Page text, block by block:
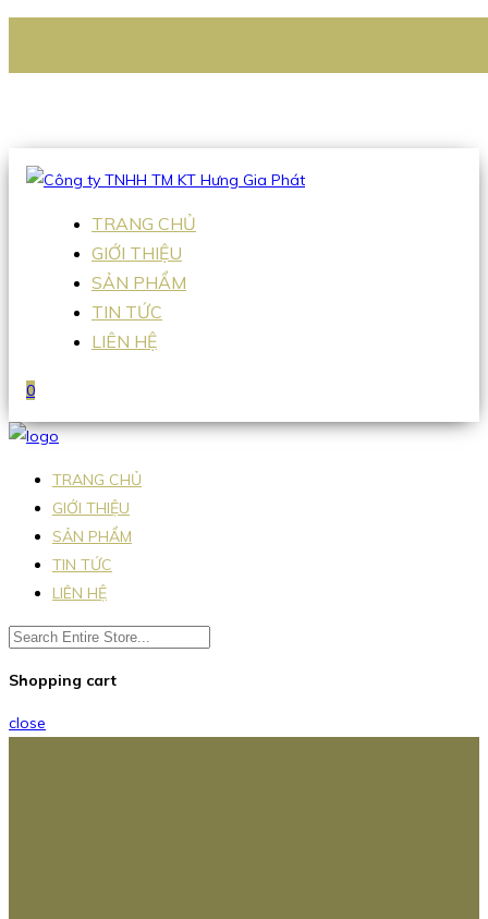
Hotline:0938 336 079
TRANG CHỦ
GIỚI THIỆU
SẢN PHẨM
TIN TỨC
LIÊN HỆ
0
TRANG CHỦ
GIỚI THIỆU
SẢN PHẨM
TIN TỨC
LIÊN HỆ
Shopping cart
close